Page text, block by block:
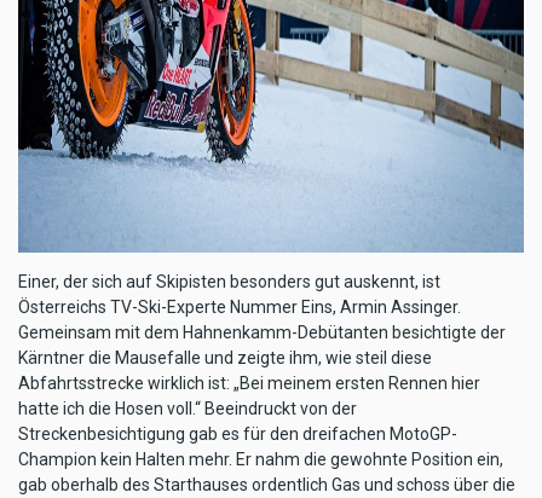
Einer, der sich auf Skipisten besonders gut auskennt, ist
Österreichs TV-Ski-Experte Nummer Eins, Armin Assinger.
Gemeinsam mit dem Hahnenkamm-Debütanten besichtigte der
Kärntner die Mausefalle und zeigte ihm, wie steil diese
Abfahrtsstrecke wirklich ist: „Bei meinem ersten Rennen hier
hatte ich die Hosen voll.“ Beeindruckt von der
Streckenbesichtigung gab es für den dreifachen MotoGP-
Champion kein Halten mehr. Er nahm die gewohnte Position ein,
gab oberhalb des Starthauses ordentlich Gas und schoss über die